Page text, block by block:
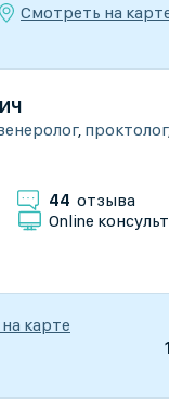
Смотреть на
, проктолог
44 отзыва
Online
карте